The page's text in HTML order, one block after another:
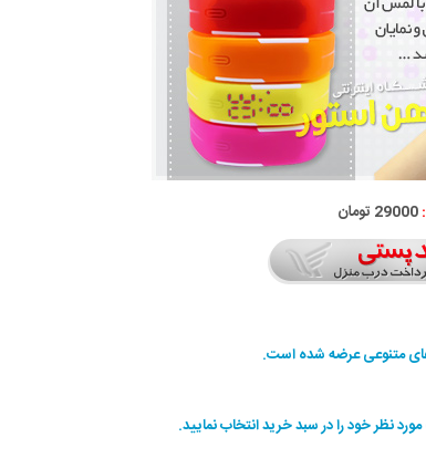
29000 تومان
متنوعی عرضه شده است.
نظر خود را در سبد خرید انتخاب نمایید.